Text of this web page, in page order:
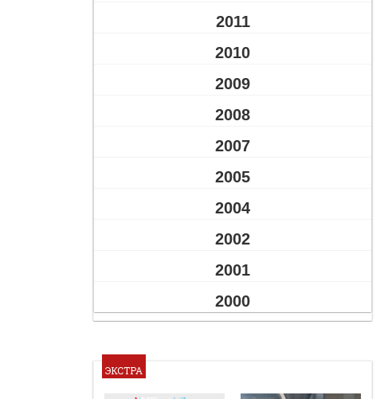
2011
2010
2009
2008
2007
2005
2004
2002
2001
2000
ЭКСТРА